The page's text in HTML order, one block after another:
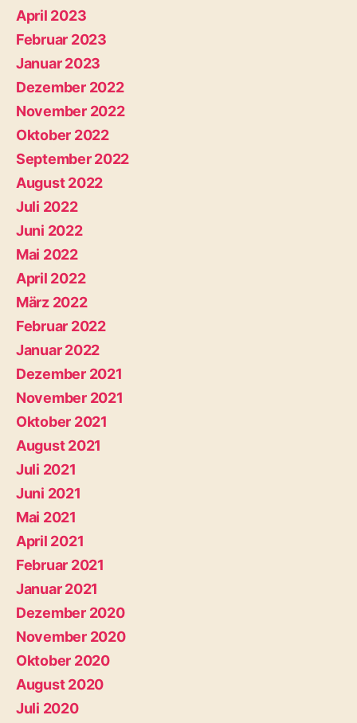
April 2023
Februar 2023
Januar 2023
Dezember 2022
November 2022
Oktober 2022
September 2022
August 2022
Juli 2022
Juni 2022
Mai 2022
April 2022
März 2022
Februar 2022
Januar 2022
Dezember 2021
November 2021
Oktober 2021
August 2021
Juli 2021
Juni 2021
Mai 2021
April 2021
Februar 2021
Januar 2021
Dezember 2020
November 2020
Oktober 2020
August 2020
Juli 2020